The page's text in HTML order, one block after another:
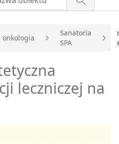
onkologia
Sanatoria
SPA
leczniczej na